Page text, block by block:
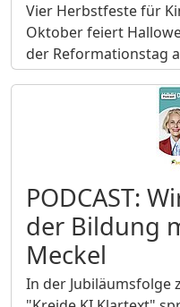
Vier Herbstfeste für
Oktober feiert
der Reformationstag
PODCAST:
der Bildung
Meckel
In der Jubiläumsfolge